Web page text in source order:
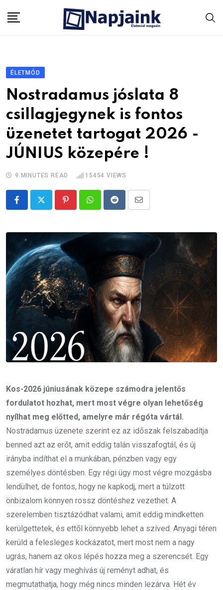
ÉLETMÓD
Nostradamus jóslata 8
csillagjegynek is fontos
üzenetet tartogat 2026 -
JÚNIUS közepére !
9 MINUTES READ 15454 VIEWS
PinterestWhatsappRedditShare
Email
Kos-2026 júniusának közepe számodra jelentős
fordulatot hozhat, mert most végre olyan lehetőség
nyílhat meg előtted, amelyre már régóta vártál.
Nostradamus üzenete szerint ez az időszak felszabadítja
benned azt az erőt, amit eddig talán visszafogtál, és új
irányba indíthat el a munkában, pénzben vagy egy
személyes döntésben. Egy régi ügy most végre mozgásba
lendülhet, de fontos, hogy ne kapkodj, mert a túlzott
önbizalom könnyen rossz döntéshez vezethet. A
szerelemben tisztázódhat valami, amit eddig mindketten
kerülgettetek, és ettől könnyebb lehet a szíved. Anyagi téren
kerüld a felesleges kockázatot, mert most nem a nagy
ugrás, hanem az okos lépés hozza meg a szerencsét. Egy
váratlan hír vagy meghívás új reményt adhat, és
megmutathatja, hogy még nincs minden lezárva. Hét év